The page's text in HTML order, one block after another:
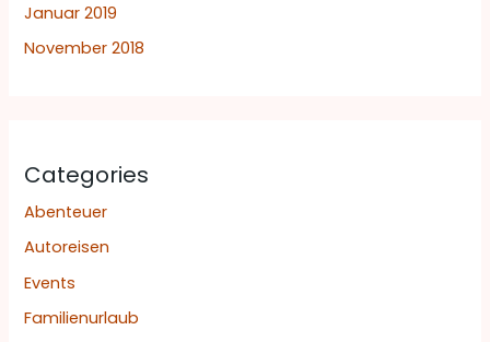
Januar 2019
November 2018
Categories
Abenteuer
Autoreisen
Events
Familienurlaub